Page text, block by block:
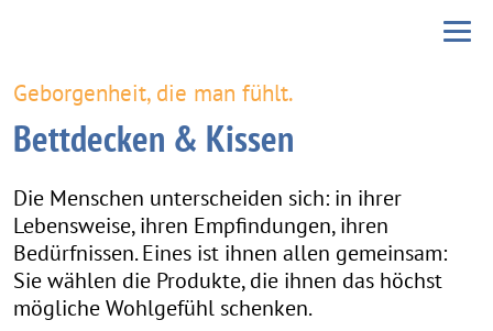
Geborgenheit, die man fühlt.
Bettdecken & Kissen
Die Menschen unterscheiden sich: in ihrer
Lebensweise, ihren Empfindungen, ihren
Bedürfnissen. Eines ist ihnen allen gemeinsam:
Sie wählen die Produkte, die ihnen das höchst
mögliche Wohlgefühl schenken.